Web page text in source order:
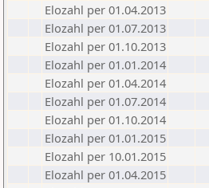
Elozahl per 01.04.2013
Elozahl per 01.07.2013
Elozahl per 01.10.2013
Elozahl per 01.01.2014
Elozahl per 01.04.2014
Elozahl per 01.07.2014
Elozahl per 01.10.2014
Elozahl per 01.01.2015
Elozahl per 10.01.2015
Elozahl per 01.04.2015